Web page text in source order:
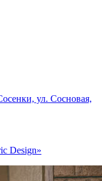
ул. Сосновая,
Design»